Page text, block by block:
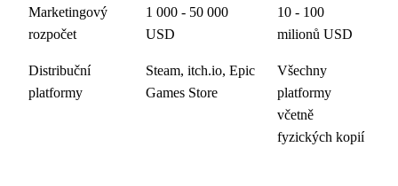
Marketingový
rozpočet
1 000 - 50 000
USD
10 - 100
milionů USD
Distribuční
platformy
Steam, itch.io, Epic
Games Store
Všechny
platformy
včetně
fyzických kopií